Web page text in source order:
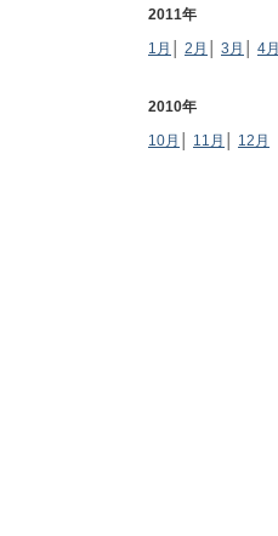
2011年
1月
2月 3月 4月
2010年
10月
11月 12月